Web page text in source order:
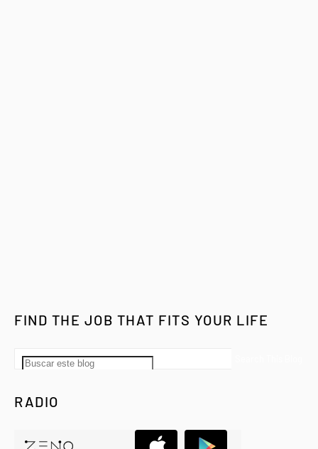
FIND THE JOB THAT FITS YOUR LIFE
RADIO